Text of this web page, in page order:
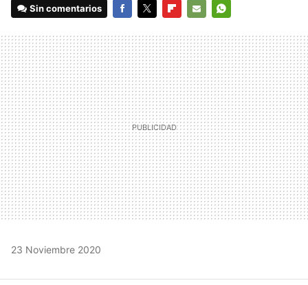
Sin comentarios
MAIL
23 Noviembre 2020